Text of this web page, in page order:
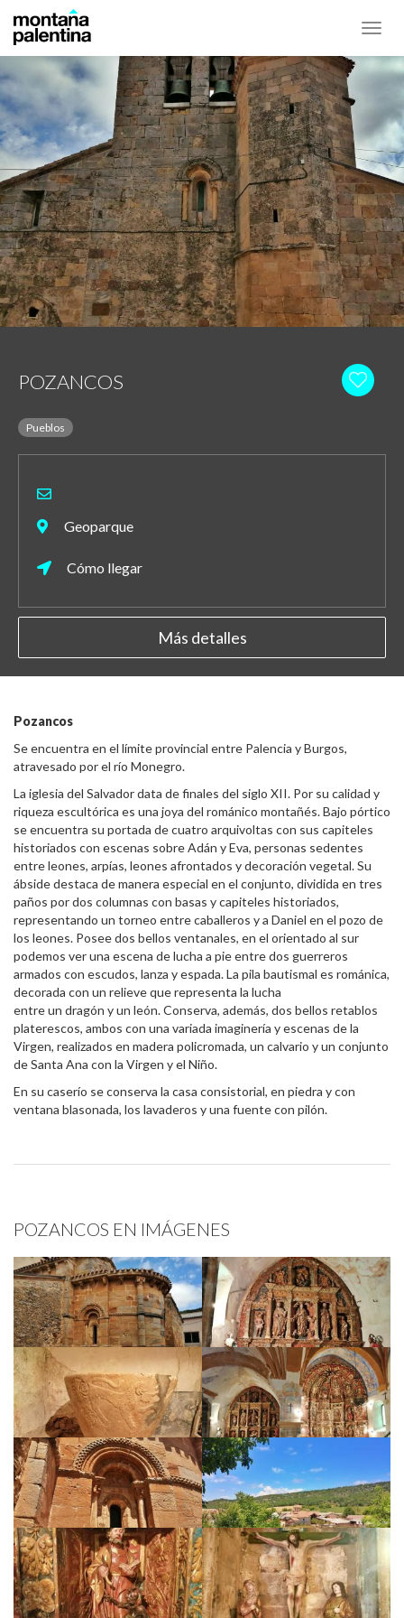
POZANCOS
Pueblos
Geoparque
Cómo llegar
Más detalles
Pozancos
Se encuentra en el límite provincial entre Palencia y Burgos,
atravesado por el río Monegro.
La iglesia del Salvador data de finales del siglo XII. Por su calidad y
riqueza escultórica es una joya del románico montañés. Bajo pórtico
se encuentra su portada de cuatro arquivoltas con sus capiteles
historiados con escenas sobre Adán y Eva, personas sedentes
entre leones, arpías, leones afrontados y decoración vegetal. Su
ábside destaca de manera especial en el conjunto, dividida en tres
paños por dos columnas con basas y capiteles historiados,
representando un torneo entre caballeros y a Daniel en el pozo de
los leones. Posee dos bellos ventanales, en el orientado al sur
podemos ver una escena de lucha a pie entre dos guerreros
armados con escudos, lanza y espada. La pila bautismal es románica,
decorada con un relieve que representa la lucha
entre un dragón y un león. Conserva, además, dos bellos retablos
platerescos, ambos con una variada imaginería y escenas de la
Virgen, realizados en madera policromada, un calvario y un conjunto
de Santa Ana con la Virgen y el Niño.
En su caserío se conserva la casa consistorial, en piedra y con
ventana blasonada, los lavaderos y una fuente con pilón.
POZANCOS EN IMÁGENES